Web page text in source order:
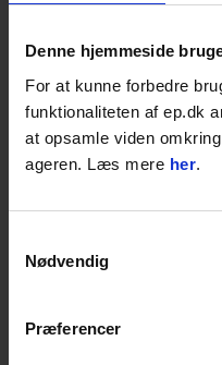
Denne hjemmeside
For at kunne forbedre
funktionaliteten af ep.dk
at opsamle viden
ageren. Læs mere her.
Nødvendig
Præferencer